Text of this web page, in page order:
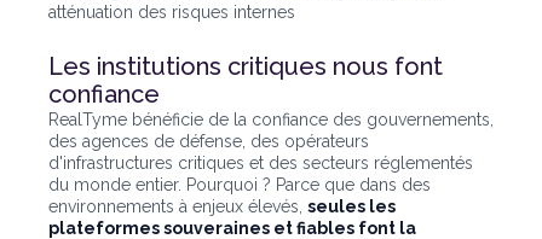
atténuation des risques internes
Les institutions critiques nous font
confiance
RealTyme bénéficie de la confiance des gouvernements,
des agences de défense, des opérateurs
d'infrastructures critiques et des secteurs réglementés
du monde entier. Pourquoi ? Parce que dans des
environnements à enjeux élevés, seules les
plateformes souveraines et fiables font la